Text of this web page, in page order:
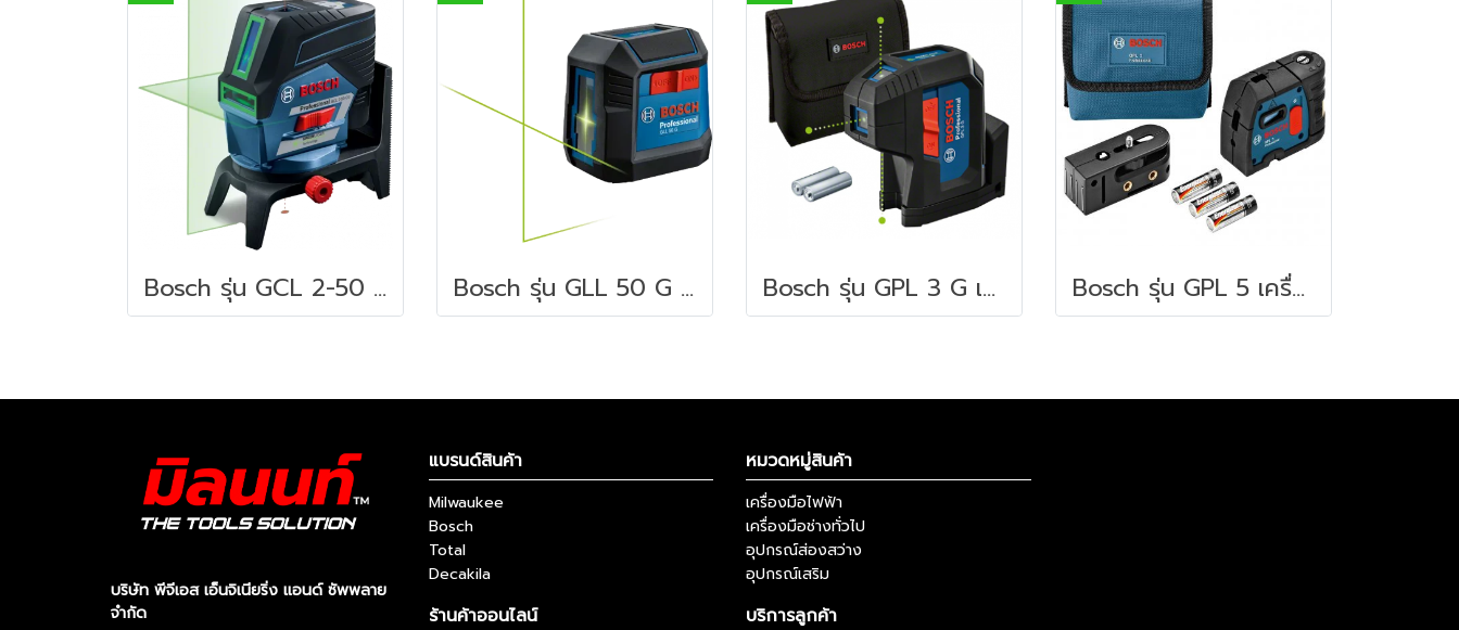
Bosch รุ่น GCL 2-50 CG เลเซอร์กำหนดแนวเส้น กากบาท + กำหนดจุด 2 จุด 50 เมตร แสงสีเขียว (0601066H80) Bosch รุ่น GLL 50 G เลเซอร์วัดระดับ (06010653K0) Bosch รุ่น GPL 3 G เครื่องกำหนดตำแหน่งเลเซอร์ 3 จุด แสงสีเขียว (0601066N00) Bosch รุ่น GPL 5 เครื่องกำหนดตำแหน่งเลเซอร์ 5 จุด (ใช้คู่กับ BS150) (0601066200)
บริษัท พีจีเอส เอ็นจิเนียริ่ง แอนด์ ซัพพลาย
จำกัด
แบรนด์สินค้า
Milwaukee
Bosch
Total
Decakila
หมวดหมู่สินค้า
เครื่องมือไฟฟ้า
เครื่องมือช่างทั่วไป
อุปกรณ์ส่องสว่าง
อุปกรณ์เสริม
ร้านค้าออนไลน์ บริการลูกค้า